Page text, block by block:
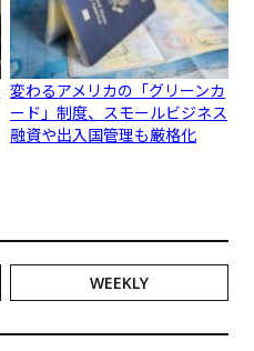
変わるアメリカの「グリーンカ
ード」制度、スモールビジネス
融資や出入国管理も厳格化
WEEKLY